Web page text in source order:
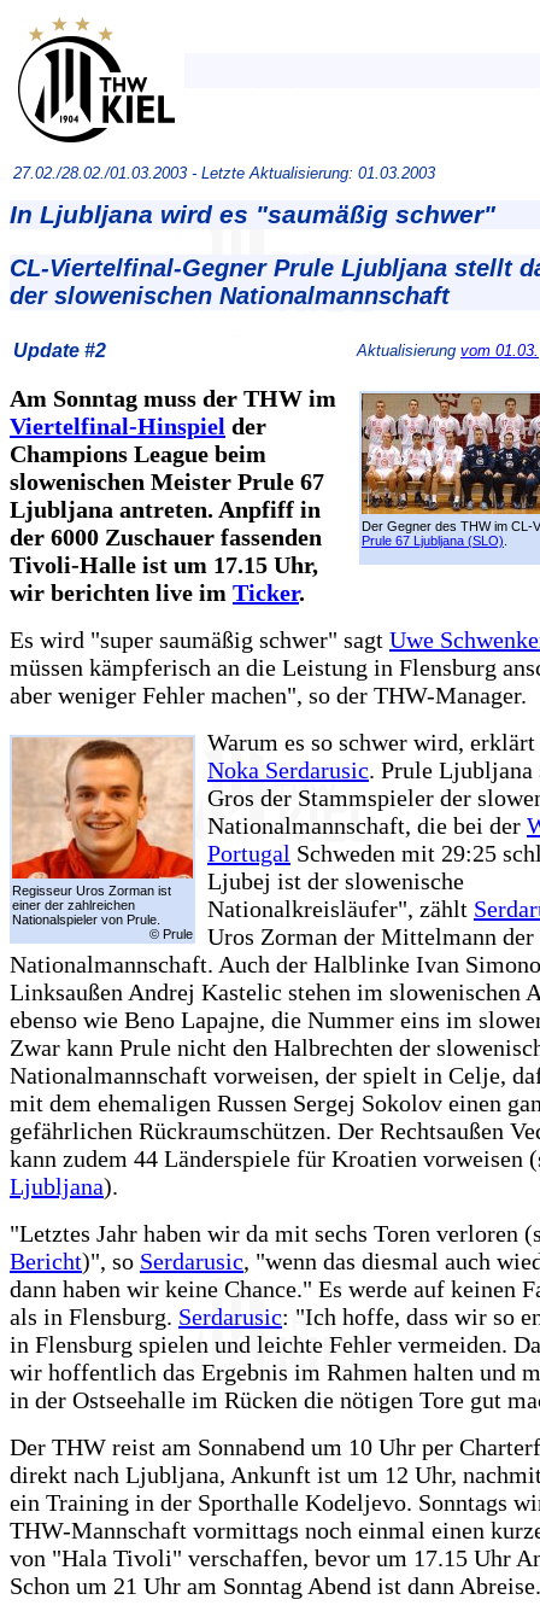
27.02./28.02./01.03.2003 - Letzte Aktualisierung: 01.03.2003
In Ljubljana wird es "saumäßig schwer"
CL-Viertelfinal-Gegner Prule Ljubljana stellt
der slowenischen Nationalmannschaft
Update #2 Aktualisierung vom 01.03.
Der Gegner des THW im CL-
Prule 67 Ljubljana (SLO)
Am Sonntag muss der THW im
Viertelfinal-Hinspiel der
Champions League beim
slowenischen Meister Prule 67
Ljubljana antreten. Anpfiff in
der 6000 Zuschauer fassenden
Tivoli-Halle ist um 17.15 Uhr,
wir berichten live im Ticker.
Es wird "super saumäßig schwer" sagt Uwe
müssen kämpferisch an die Leistung in Flensburg
aber weniger Fehler machen", so der THW-Manager.
Regisseur Uros Zorman ist
einer der zahlreichen
Nationalspieler von Prule.
© Prule
Warum es so schwer wird,
Noka Serdarusic. Prule Ljubljana
Gros der Stammspieler der
Nationalmannschaft, die bei der
Portugal Schweden mit 29:25
Ljubej ist der slowenische
Nationalkreisläufer", zählt
Uros Zorman der Mittelmann der
Nationalmannschaft. Auch der Halblinke Ivan
Linksaußen Andrej Kastelic stehen im slowenischen
ebenso wie Beno Lapajne, die Nummer eins im
Zwar kann Prule nicht den Halbrechten der
Nationalmannschaft vorweisen, der spielt in Celje,
mit dem ehemaligen Russen Sergej Sokolov einen
gefährlichen Rückraumschützen. Der Rechtsaußen
kann zudem 44 Länderspiele für Kroatien vorweisen
Ljubljana).
"Letztes Jahr haben wir da mit sechs Toren verloren
Bericht)", so Serdarusic, "wenn das diesmal auch
dann haben wir keine Chance." Es werde auf keinen
als in Flensburg. Serdarusic: "Ich hoffe, dass wir so
in Flensburg spielen und leichte Fehler vermeiden.
wir hoffentlich das Ergebnis im Rahmen halten und
in der Ostseehalle im Rücken die nötigen Tore gut
Der THW reist am Sonnabend um 10 Uhr per
direkt nach Ljubljana, Ankunft ist um 12 Uhr,
ein Training in der Sporthalle Kodeljevo. Sonntags
THW-Mannschaft vormittags noch einmal einen
von "Hala Tivoli" verschaffen, bevor um 17.15 Uhr
Schon um 21 Uhr am Sonntag Abend ist dann Abreise.